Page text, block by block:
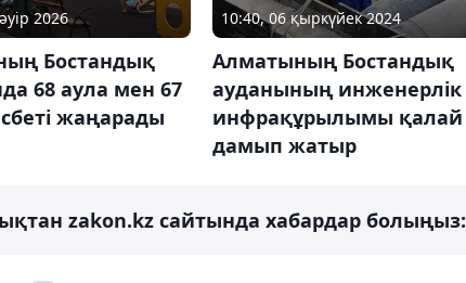
2026
Бостандық
68 аула мен 67
жаңарады
10:40, 06 қыркүйек 2024
Алматының Бостандық
ауданының инженерлік
инфрақұрылымы қалай
дамып жатыр
zakon.kz сайтында хабардар болыңыз: